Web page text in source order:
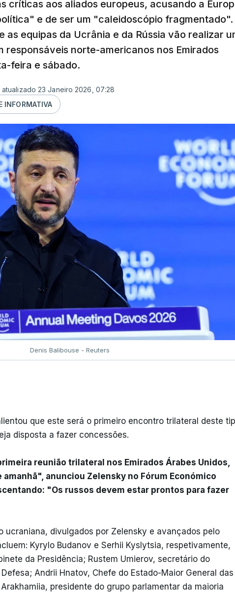
críticas aos aliados europeus, acusando a
e de ser um "caleidoscópio fragmentado".
as equipas da Ucrânia e da Rússia vão realizar
norte-americanos nos Emirados
feira e sábado.
atualizado 23 Janeiro 2026, 07:28
INFORMATIVA
Denis Balibouse - Reuters
que este será o primeiro encontro trilateral deste
disposta a fazer concessões.
reunião trilateral nos Emirados Árabes Unidos,
amanhã", anunciou Zelensky no Fórum Económico
"Os russos devem estar prontos para fazer
ucraniana, divulgados por Zelensky e avançados pelo
Kyrylo Budanov e Serhii Kyslytsia, respetivamente,
da Presidência; Rustem Umierov, secretário do
Andrii Hnatov, Chefe do Estado-Maior General das
presidente do grupo parlamentar da maioria